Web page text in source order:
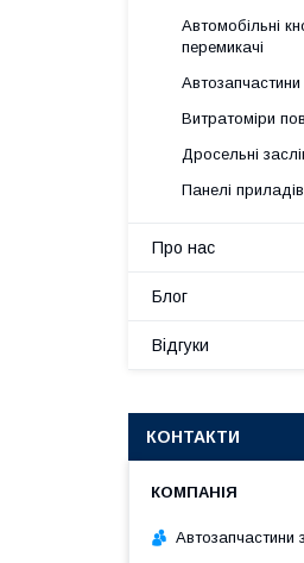
Автомобільні
перемикачі
Автозапчастини
Витратоміри
Дросельні
Панелі
Про нас
Блог
Відгуки
КОНТАКТИ
Автозапчастини